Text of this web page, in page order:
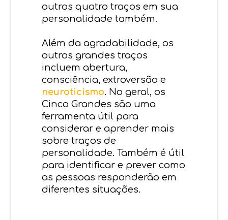
outros quatro traços em sua
personalidade também.
Além da agradabilidade, os
outros grandes traços
incluem abertura,
consciência, extroversão e
neuroticismo. No geral, os
Cinco Grandes são uma
ferramenta útil para
considerar e aprender mais
sobre traços de
personalidade. Também é útil
para identificar e prever como
as pessoas responderão em
diferentes situações.